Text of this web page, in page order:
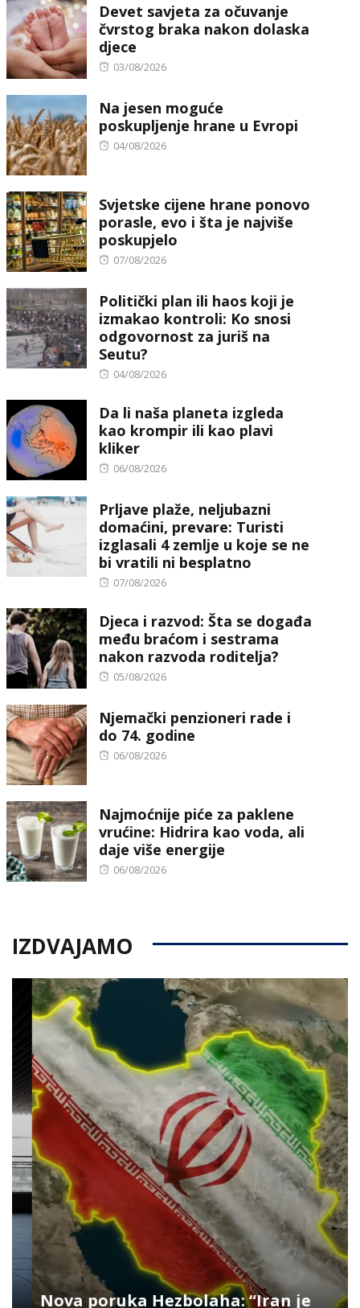
Devet savjeta za očuvanje
čvrstog braka nakon dolaska
djece
Posted
03/08/2026
Na jesen moguće
poskupljenje hrane u Evropi
Posted
04/08/2026
Svjetske cijene hrane ponovo
porasle, evo i šta je najviše
poskupjelo
Posted
07/08/2026
Politički plan ili haos koji je
izmakao kontroli: Ko snosi
odgovornost za juriš na
Seutu?
Posted
04/08/2026
Da li naša planeta izgleda
kao krompir ili kao plavi
kliker
Posted
06/08/2026
Prljave plaže, neljubazni
domaćini, prevare: Turisti
izglasali 4 zemlje u koje se ne
bi vratili ni besplatno
Posted
07/08/2026
Djeca i razvod: Šta se događa
među braćom i sestrama
nakon razvoda roditelja?
Posted
05/08/2026
Njemački penzioneri rade i
do 74. godine
Posted
06/08/2026
Najmoćnije piće za paklene
vrućine: Hidrira kao voda, ali
daje više energije
Posted
06/08/2026
IZDVAJAMO
Nova poruka Hezbolaha: “Iran je